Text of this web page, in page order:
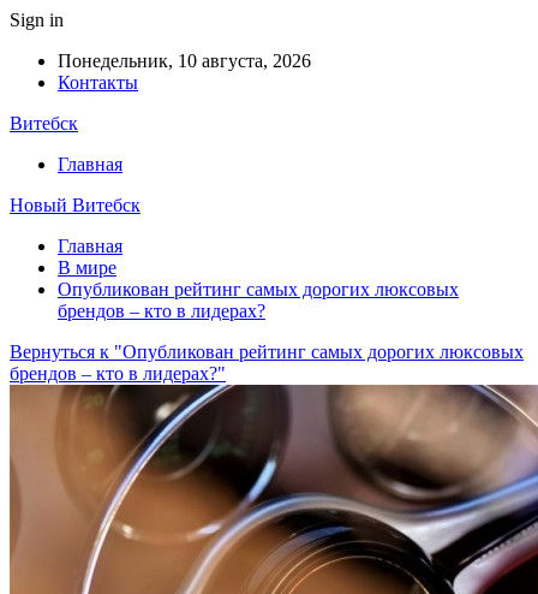
Sign in
Понедельник, 10 августа, 2026
Контакты
Витебск
Главная
Новый Витебск
Главная
В мире
Опубликован рейтинг самых дорогих люксовых
брендов – кто в лидерах?
Вернуться к "Опубликован рейтинг самых дорогих люксовых
брендов – кто в лидерах?"